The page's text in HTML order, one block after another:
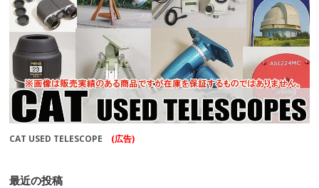
CAT USED TELESCOPE (広告)
最近の投稿